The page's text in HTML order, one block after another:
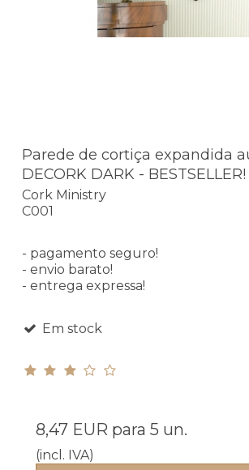
Parede de cortiça expandida
DECORK DARK - BESTSELLER!
Cork Ministry
C001
- pagamento seguro!
- envio barato!
- entrega expressa!
Em stock
8,47 EUR para 5 un.
(incl. IVA)